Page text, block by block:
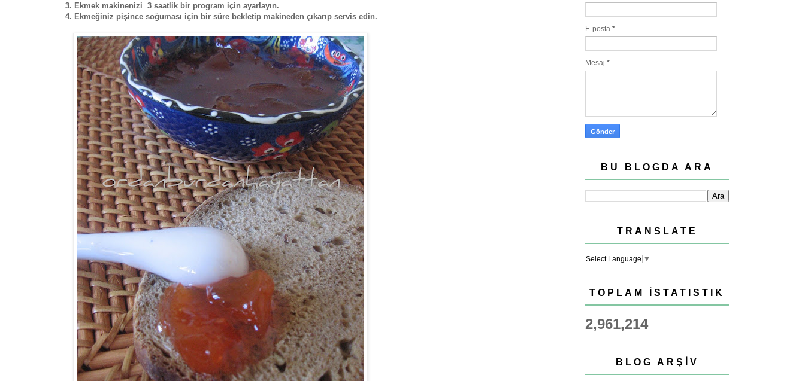
3. Ekmek makinenizi 3 saatlik bir program için ayarlayın.
4. Ekmeğiniz pişince soğuması için bir süre bekletip makineden çıkarıp servis edin.
E-posta *
Mesaj *
BU BLOGDA ARA
TRANSLATE
Select Language ▼
TOPLAM İSTATISTIK
2,961,214
BLOG ARŞIV